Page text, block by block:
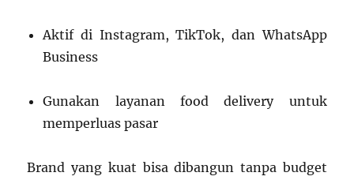
Aktif di Instagram, TikTok, dan WhatsApp
Business
Gunakan layanan food delivery untuk
memperluas pasar
Brand yang kuat bisa dibangun tanpa budget